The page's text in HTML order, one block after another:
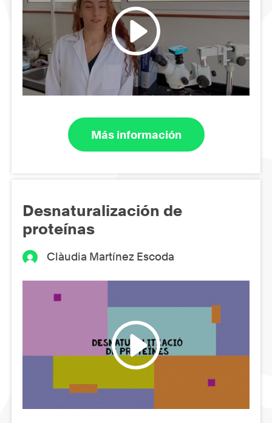
Más información
Desnaturalización de
proteínas
Clàudia Martínez Escoda